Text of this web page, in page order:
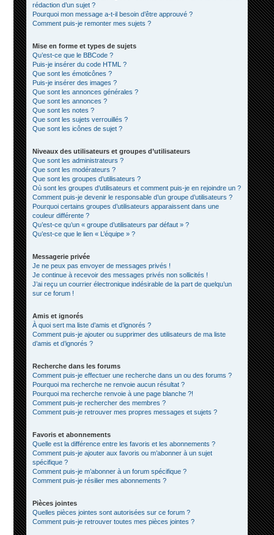
rédaction d’un sujet ?
Pourquoi mon message a-t-il besoin d’être approuvé ?
Comment puis-je remonter mes sujets ?
Mise en forme et types de sujets
Qu’est-ce que le BBCode ?
Puis-je insérer du code HTML ?
Que sont les émoticônes ?
Puis-je insérer des images ?
Que sont les annonces générales ?
Que sont les annonces ?
Que sont les notes ?
Que sont les sujets verrouillés ?
Que sont les icônes de sujet ?
Niveaux des utilisateurs et groupes d’utilisateurs
Que sont les administrateurs ?
Que sont les modérateurs ?
Que sont les groupes d’utilisateurs ?
Où sont les groupes d’utilisateurs et comment puis-je en rejoindre un ?
Comment puis-je devenir le responsable d’un groupe d’utilisateurs ?
Pourquoi certains groupes d’utilisateurs apparaissent dans une
couleur différente ?
Qu’est-ce qu’un « groupe d’utilisateurs par défaut » ?
Qu’est-ce que le lien « L’équipe » ?
Messagerie privée
Je ne peux pas envoyer de messages privés !
Je continue à recevoir des messages privés non sollicités !
J’ai reçu un courrier électronique indésirable de la part de quelqu’un
sur ce forum !
Amis et ignorés
À quoi sert ma liste d’amis et d’ignorés ?
Comment puis-je ajouter ou supprimer des utilisateurs de ma liste
d’amis et d’ignorés ?
Recherche dans les forums
Comment puis-je effectuer une recherche dans un ou des forums ?
Pourquoi ma recherche ne renvoie aucun résultat ?
Pourquoi ma recherche renvoie à une page blanche ?!
Comment puis-je rechercher des membres ?
Comment puis-je retrouver mes propres messages et sujets ?
Favoris et abonnements
Quelle est la différence entre les favoris et les abonnements ?
Comment puis-je ajouter aux favoris ou m’abonner à un sujet
spécifique ?
Comment puis-je m’abonner à un forum spécifique ?
Comment puis-je résilier mes abonnements ?
Pièces jointes
Quelles pièces jointes sont autorisées sur ce forum ?
Comment puis-je retrouver toutes mes pièces jointes ?